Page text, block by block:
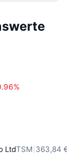
LtdTSM 363,84